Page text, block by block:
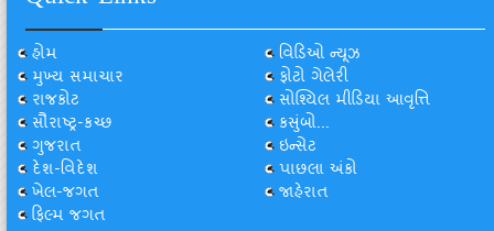
હોમ
મુખ્ય સમાચાર
રાજકોટ
સૌરાષ્ટ્ર-કચ્છ
ગુજરાત
દેશ-વિદેશ
ખેલ-જગત
ફિલ્મ જગત
વિડિઓ ન્યૂઝ
ફોટો ગેલેરી
સોશ્યિલ મીડિયા આવૃત્તિ
કસુંબો...
ઇન્સેટ
પાછલા અંકો
જાહેરાત